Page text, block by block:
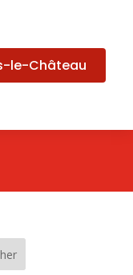
le-Château